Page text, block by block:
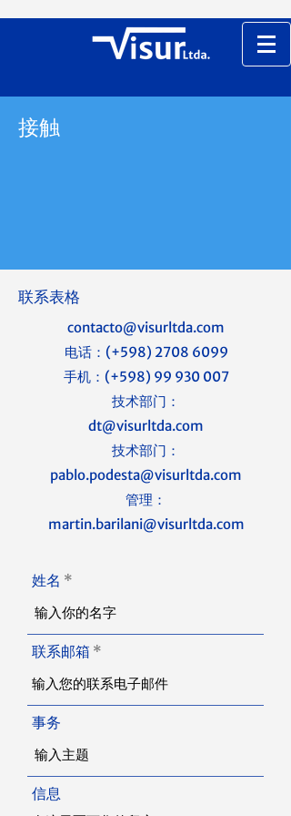
接触
联系表格
contacto@visurltda.com
电话：(+598) 2708 6099
手机：(+598) 99 930 007
技术部门：
dt@visurltda.com
技术部门：
pablo.podesta@visurltda.com
管理：
martin.barilani@visurltda.com
姓名
联系邮箱
事务
信息